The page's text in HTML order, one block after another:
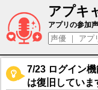
アプキ
シェリア
アプリの参加
7/23 ログイン
は復旧していま